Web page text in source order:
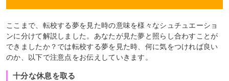
ここまで、転校する夢を見た時の意味を様々なシュチュエーショ
ンに分けて解説しました。あなたが見た夢と照らし合わすことが
できましたか？では転校する夢を見た時、何に気をつければ良い
のか、以下で注意点をお伝えしていきます。
十分な休息を取る